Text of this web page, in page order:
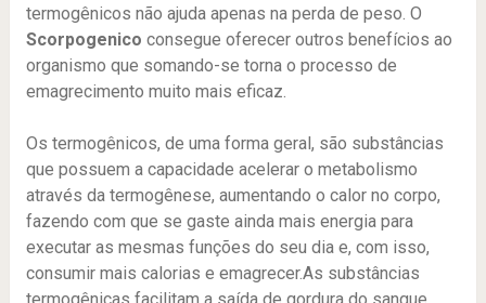
termogênicos não ajuda apenas na perda de peso. O
Scorpogenico consegue oferecer outros benefícios ao
organismo que somando-se torna o processo de
emagrecimento muito mais eficaz.
Os termogênicos, de uma forma geral, são substâncias
que possuem a capacidade acelerar o metabolismo
através da termogênese, aumentando o calor no corpo,
fazendo com que se gaste ainda mais energia para
executar as mesmas funções do seu dia e, com isso,
consumir mais calorias e emagrecer.As substâncias